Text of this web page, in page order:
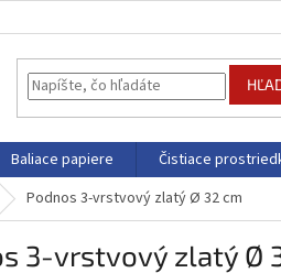
Baliace papiere Čistiace
Podnos 3-vrstvový zlatý Ø 32 cm
3-vrstvový zlatý Ø